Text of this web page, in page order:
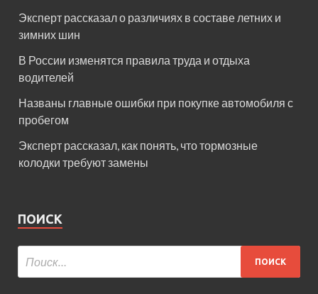
Эксперт рассказал о различиях в составе летних и
зимних шин
В России изменятся правила труда и отдыха
водителей
Названы главные ошибки при покупке автомобиля с
пробегом
Эксперт рассказал, как понять, что тормозные
колодки требуют замены
ПОИСК